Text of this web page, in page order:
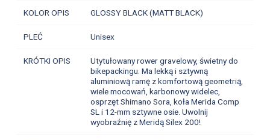
KOLOR OPIS GLOSSY BLACK (MATT BLACK)
PLEĆ Unisex
KRÓTKI OPIS
Utytułowany rower gravelowy, świetny do
bikepackingu. Ma lekką i sztywną
aluminiową ramę z komfortową geometrią,
wiele mocowań, karbonowy widelec,
osprzęt Shimano Sora, koła Merida Comp
SL i 12-mm sztywne osie. Uwolnij
wyobraźnię z Meridą Silex 200!